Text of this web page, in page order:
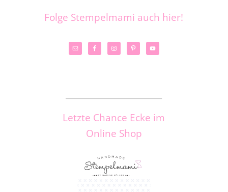
Folge Stempelmami auch hier!
Letzte Chance Ecke im
Online Shop